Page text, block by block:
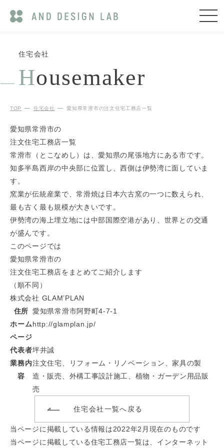
住宅会社
Housemaker
TOP 住宅会社 愛知県常滑市の注文住宅工務店一覧
愛知県常滑市の
注文住宅工務店一覧
常滑市（とこなめし）は、愛知県の尾張地方にある市です。
知多半島西岸の中央部に位置し、西側は伊勢湾に面していま
す。
窯業が伝統産業で、常滑焼は日本六古窯の一つに数えられ、
最も古く最も規模が大きいです。
伊勢湾の海上埋立地には中部国際空港があり、世界との交通
が盛んです。
このページでは
愛知県常滑市の
注文住宅工務店をまとめてご紹介します
（順不同）
株式会社 GLAM’PLAN
住所 愛知県常滑市阿野町4-7-1
ホーム
ページ
http://glamplan.jp/
代表者坪井誠
業務内
容
注文住宅、リフォーム・リノベーション、家具の製
造・販売、外構工事設計施工、植物・ガーデン用品販
売
住宅会社一覧へ戻る
当ページに掲載している情報は2022年2月現在のものです
当ページに掲載している住宅工務店一覧は、インターネット